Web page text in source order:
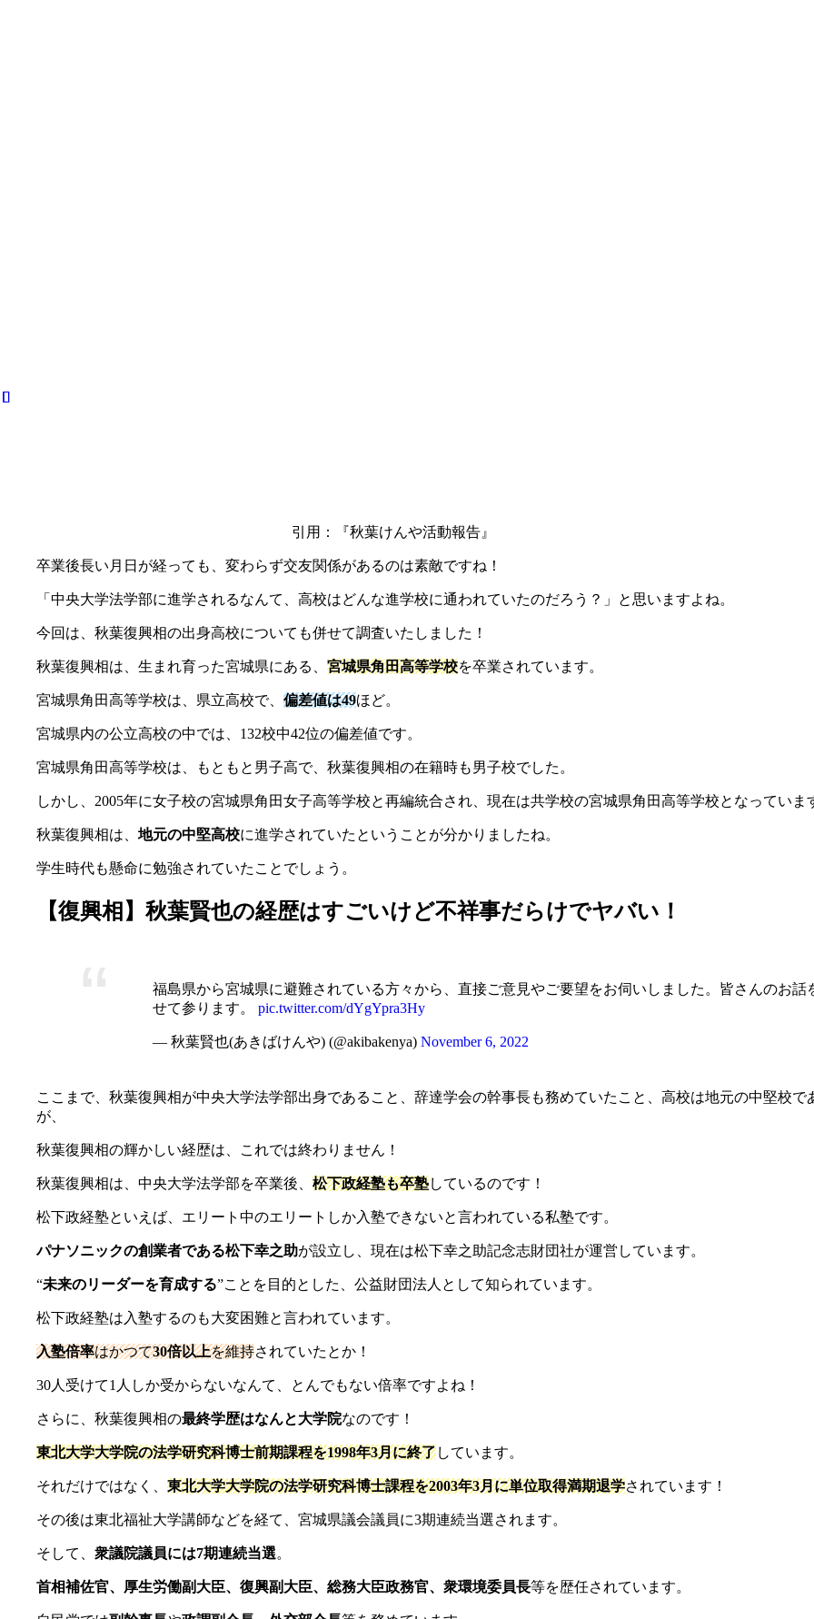
引用：『秋葉けんや活動報告』
卒業後長い月日が経っても、変わらず交友関係があるのは素敵ですね！
「中央大学法学部に進学されるなんて、高校はどんな進学校に通われていたのだろう？」と思いますよね。
今回は、秋葉復興相の出身高校についても併せて調査いたしました！
秋葉復興相は、生まれ育った宮城県にある、 宮城県角田高等学校を卒業されています。
宮城県角田高等学校は、県立高校で、 偏差値は49ほど。
宮城県内の公立高校の中では、132校中42位の偏差値です。
宮城県角田高等学校は、もともと男子高で、秋葉復興相の在籍時も男子校でした。
しかし、2005年に女子校の宮城県角田女子高等学校と再編統合され、現在は共学校の宮城県角田高等学校となっていま
秋葉復興相は、 地元の中堅高校に進学されていたということが分かりましたね。
学生時代も懸命に勉強されていたことでしょう。
【復興相】秋葉賢也の経歴はすごいけど不祥事だらけでヤバい！
福島県から宮城県に避難されている方々から、直接ご意見やご要望をお伺いしました。皆さんのお
せて参ります。 pic.twitter.com/dYgYpra3Hy
— 秋葉賢也(あきばけんや) (@akibakenya) November 6, 2022
ここまで、秋葉復興相が中央大学法学部出身であること、辞達学会の幹事長も務めていたこと、高校は地元の中堅校
が、
秋葉復興相の輝かしい経歴は、これでは終わりません！
秋葉復興相は、中央大学法学部を卒業後、 松下政経塾も卒塾しているのです！
松下政経塾といえば、エリート中のエリートしか入塾できないと言われている私塾です。
パナソニックの創業者である松下幸之助が設立し、現在は松下幸之助記念志財団社が運営しています。
“未来のリーダーを育成する”ことを目的とした、公益財団法人として知られています。
松下政経塾は入塾するのも大変困難と言われています。
入塾倍率はかつて30倍以上を維持されていたとか！
30人受けて1人しか受からないなんて、とんでもない倍率ですよね！
さらに、秋葉復興相の最終学歴はなんと大学院なのです！
東北大学大学院の法学研究科博士前期課程を1998年3月に終了しています。
それだけではなく、 東北大学大学院の法学研究科博士課程を2003年3月に単位取得満期退学されています！
その後は東北福祉大学講師などを経て、宮城県議会議員に3期連続当選されます。
そして、 衆議院議員には7期連続当選。
首相補佐官、厚生労働副大臣、復興副大臣、総務大臣政務官、衆環境委員長等を歴任されています。